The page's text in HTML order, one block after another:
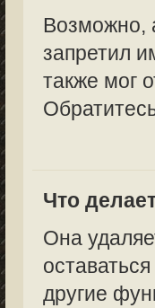
Возможно,
запретил
также мог
Что
Она
другие